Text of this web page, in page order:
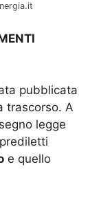
pubblicata
trascorso. A
legge
e quello